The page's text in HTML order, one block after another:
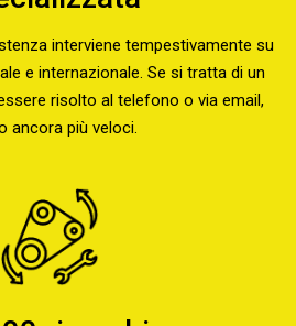
interviene tempestivamente su
e internazionale. Se si tratta di un
risolto al telefono o via email,
ancora più veloci.